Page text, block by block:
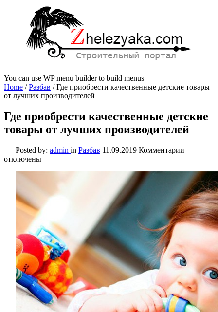
You can use WP menu builder to build menus
Home /Разбав /Где приобрести качественные детские товары
от лучших производителей
Где приобрести качественные детские
товары от лучших производителей
Posted by: admin in Разбав 11.09.2019 Комментарии
детские
товары
от
лучших
отключены